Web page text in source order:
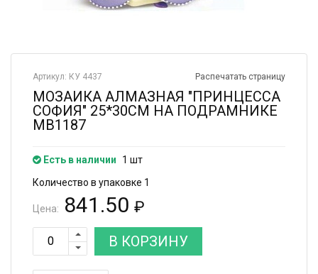
Распечатать страницу
Артикул: КУ 4437
МОЗАИКА АЛМАЗНАЯ "ПРИНЦЕССА
СОФИЯ" 25*30СМ НА ПОДРАМНИКЕ
MB1187
Есть в наличии
1 шт
Количество в упаковке 1
Цена: 841.50 ₽
В КОРЗИНУ